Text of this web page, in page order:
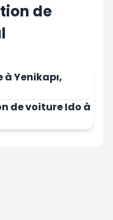
de
Yenikapı,
de voiture Ido à